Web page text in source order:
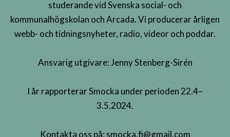
studerande vid Svenska social- och
kommunalhögskolan och Arcada. Vi producerar årligen
webb- och tidningsnyheter, radio, videor och poddar.
Ansvarig utgivare: Jenny Stenberg-Sirén
I år rapporterar Smocka under perioden 22.4–
3.5.2024.
Kontakta oss på: smocka.fi@gmail.com